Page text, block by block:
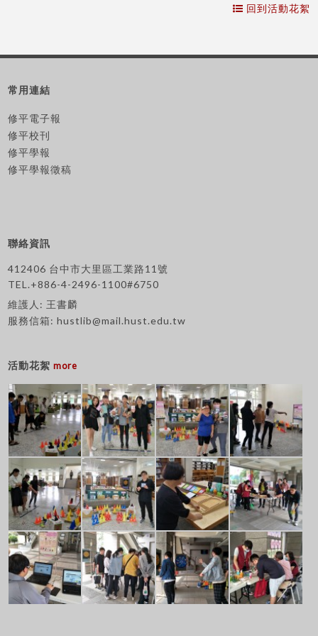
回到活動花絮
常用連結
修平電子報
修平校刊
修平學報
修平學報徵稿
聯絡資訊
412406 台中市大里區工業路11號
TEL.+886-4-2496-1100#6750
維護人: 王書麟
服務信箱:hustlib@mail.hust.edu.tw
活動花絮more